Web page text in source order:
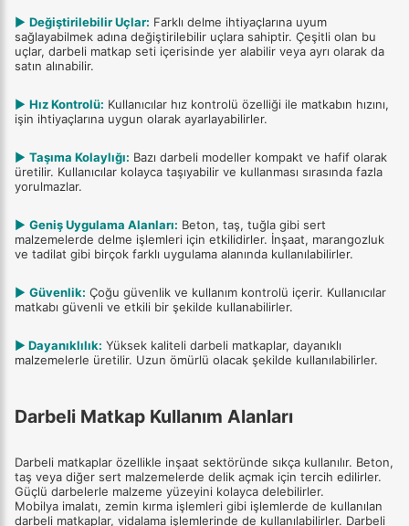
▶ Değiştirilebilir Uçlar: Farklı delme ihtiyaçlarına uyum
sağlayabilmek adına değiştirilebilir uçlara sahiptir. Çeşitli olan bu
uçlar, darbeli matkap seti içerisinde yer alabilir veya ayrı olarak da
satın alınabilir.
▶ Hız Kontrolü: Kullanıcılar hız kontrolü özelliği ile matkabın hızını,
işin ihtiyaçlarına uygun olarak ayarlayabilirler.
▶ Taşıma Kolaylığı: Bazı darbeli modeller kompakt ve hafif olarak
üretilir. Kullanıcılar kolayca taşıyabilir ve kullanması sırasında fazla
yorulmazlar.
▶ Geniş Uygulama Alanları: Beton, taş, tuğla gibi sert
malzemelerde delme işlemleri için etkilidirler. İnşaat, marangozluk
ve tadilat gibi birçok farklı uygulama alanında kullanılabilirler.
▶ Güvenlik: Çoğu güvenlik ve kullanım kontrolü içerir. Kullanıcılar
matkabı güvenli ve etkili bir şekilde kullanabilirler.
▶ Dayanıklılık: Yüksek kaliteli darbeli matkaplar, dayanıklı
malzemelerle üretilir. Uzun ömürlü olacak şekilde kullanılabilirler.
Darbeli Matkap Kullanım Alanları
Darbeli matkaplar özellikle inşaat sektöründe sıkça kullanılır. Beton,
taş veya diğer sert malzemelerde delik açmak için tercih edilirler.
Güçlü darbelerle malzeme yüzeyini kolayca delebilirler.
Mobilya imalatı, zemin kırma işlemleri gibi işlemlerde de kullanılan
darbeli matkaplar, vidalama işlemlerinde de kullanılabilirler. Darbeli